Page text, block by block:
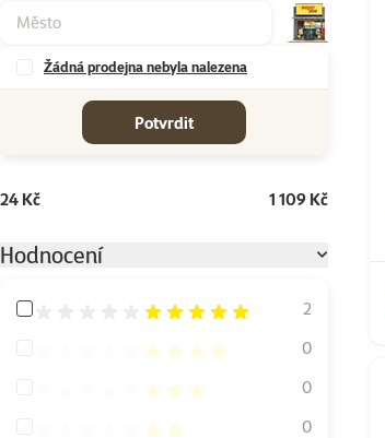
Žádná prodejna nebyla nalezena
Potvrdit
24 Kč 1 109 Kč
Hodnocení
Hodnocení 100%
2
Hodnocení 80%
0
Hodnocení 60%
0
Hodnocení 40%
0